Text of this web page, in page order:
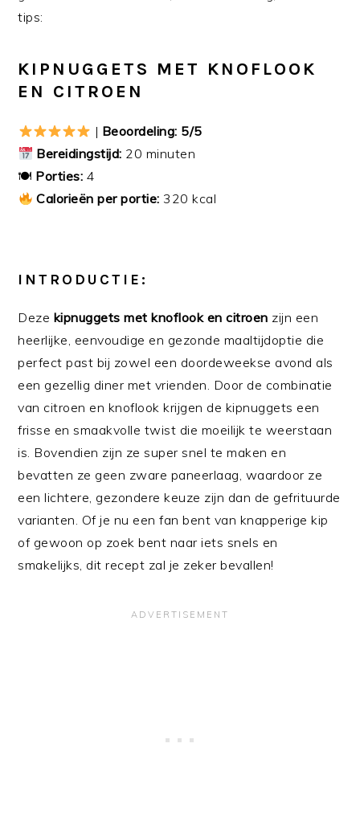
tips:
KIPNUGGETS MET KNOFLOOK
EN CITROEN
| Beoordeling: 5/5
Bereidingstijd: 20 minuten
🍽 Porties: 4
Calorieën per portie: 320 kcal
INTRODUCTIE:
Deze kipnuggets met knoflook en citroen zijn een
heerlijke, eenvoudige en gezonde maaltijdoptie die
perfect past bij zowel een doordeweekse avond als
een gezellig diner met vrienden. Door de combinatie
van citroen en knoflook krijgen de kipnuggets een
frisse en smaakvolle twist die moeilijk te weerstaan
is. Bovendien zijn ze super snel te maken en
bevatten ze geen zware paneerlaag, waardoor ze
een lichtere, gezondere keuze zijn dan de gefrituurde
varianten. Of je nu een fan bent van knapperige kip
of gewoon op zoek bent naar iets snels en
smakelijks, dit recept zal je zeker bevallen!